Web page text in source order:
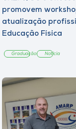
promovem
atualização
Educação Física
Graduação Notícia